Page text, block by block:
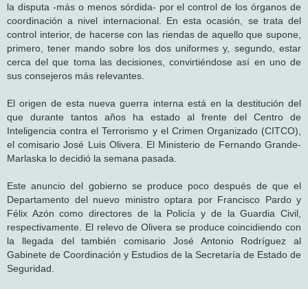
la disputa -más o menos sórdida- por el control de los órganos de
coordinación a nivel internacional. En esta ocasión, se trata del
control interior, de hacerse con las riendas de aquello que supone,
primero, tener mando sobre los dos uniformes y, segundo, estar
cerca del que toma las decisiones, convirtiéndose así en uno de
sus consejeros más relevantes.
El origen de esta nueva guerra interna está en la destitución del
que durante tantos años ha estado al frente del Centro de
Inteligencia contra el Terrorismo y el Crimen Organizado (CITCO),
el comisario José Luis Olivera. El Ministerio de Fernando Grande-
Marlaska lo decidió la semana pasada.
Este anuncio del gobierno se produce poco después de que el
Departamento del nuevo ministro optara por Francisco Pardo y
Félix Azón como directores de la Policía y de la Guardia Civil,
respectivamente. El relevo de Olivera se produce coincidiendo con
la llegada del también comisario José Antonio Rodríguez al
Gabinete de Coordinación y Estudios de la Secretaría de Estado de
Seguridad.